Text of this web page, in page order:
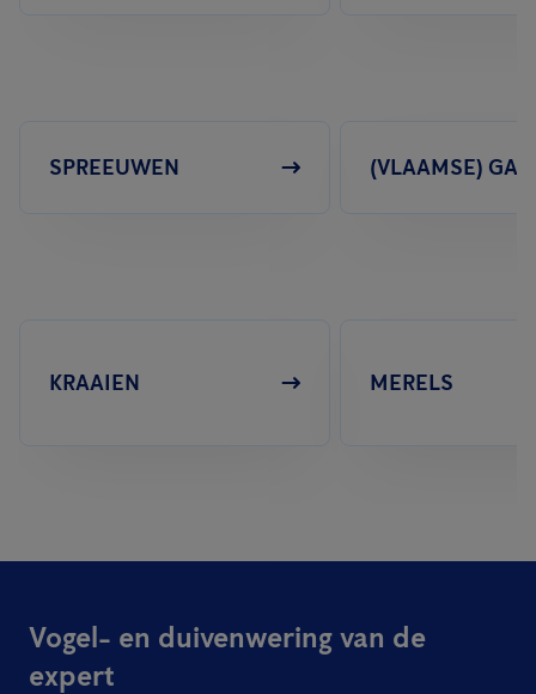
SPREEUWEN (VLAAMSE)
KRAAIEN MERELS
Vogel- en duivenwering van de
expert